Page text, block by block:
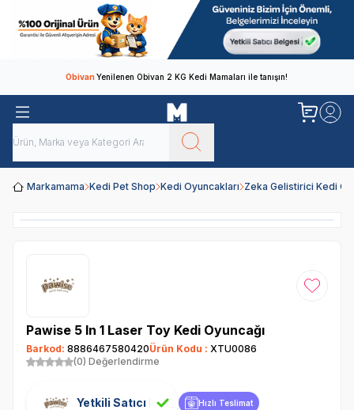
ObivanYenilenen Obivan 2 KG Kedi Mamaları ile tanışın!
Markamama Kedi Pet Shop Kedi Oyuncakları Zeka Gelistirici Kedi
Favoriye
Pawise 5 In 1 Laser Toy Kedi Oyuncağı
Barkod: 8886467580420Ürün Kodu : XTU0086
(0) Değerlendirme
Yetkili Satıcı Hızlı Teslimat